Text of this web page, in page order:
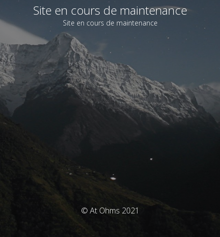
Site en cours de maintenance
Site en cours de maintenance
© At Ohms 2021